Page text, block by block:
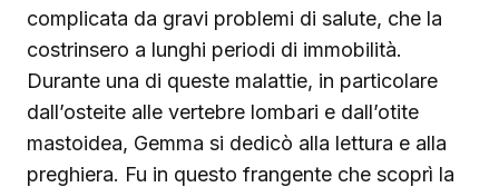
complicata da gravi problemi di salute, che la
costrinsero a lunghi periodi di immobilità.
Durante una di queste malattie, in particolare
dall’osteite alle vertebre lombari e dall’otite
mastoidea, Gemma si dedicò alla lettura e alla
preghiera. Fu in questo frangente che scoprì la